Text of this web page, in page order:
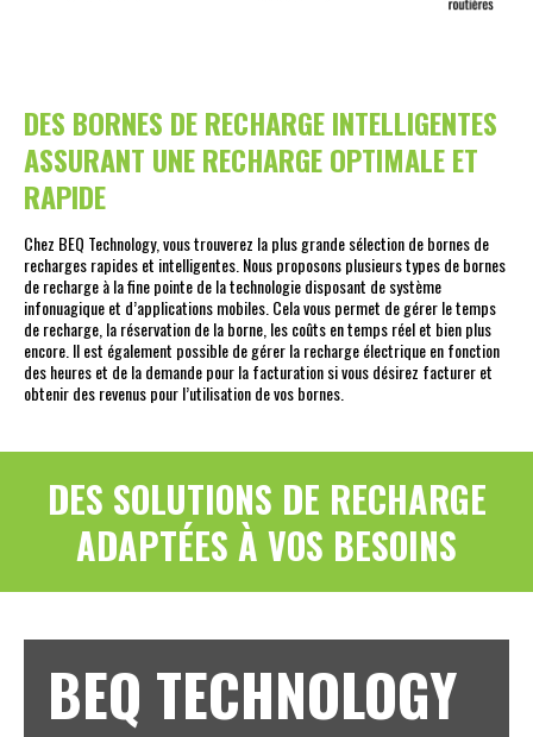
DES BORNES DE RECHARGE INTELLIGENTES
ASSURANT UNE RECHARGE OPTIMALE ET
RAPIDE
Chez BEQ Technology, vous trouverez la plus grande sélection de bornes de
recharges rapides et intelligentes. Nous proposons plusieurs types de bornes
de recharge à la fine pointe de la technologie disposant de système
infonuagique et d’applications mobiles. Cela vous permet de gérer le temps
de recharge, la réservation de la borne, les coûts en temps réel et bien plus
encore. Il est également possible de gérer la recharge électrique en fonction
des heures et de la demande pour la facturation si vous désirez facturer et
obtenir des revenus pour l’utilisation de vos bornes.
DES SOLUTIONS DE RECHARGE
ADAPTÉES À VOS BESOINS
BEQ TECHNOLOGY